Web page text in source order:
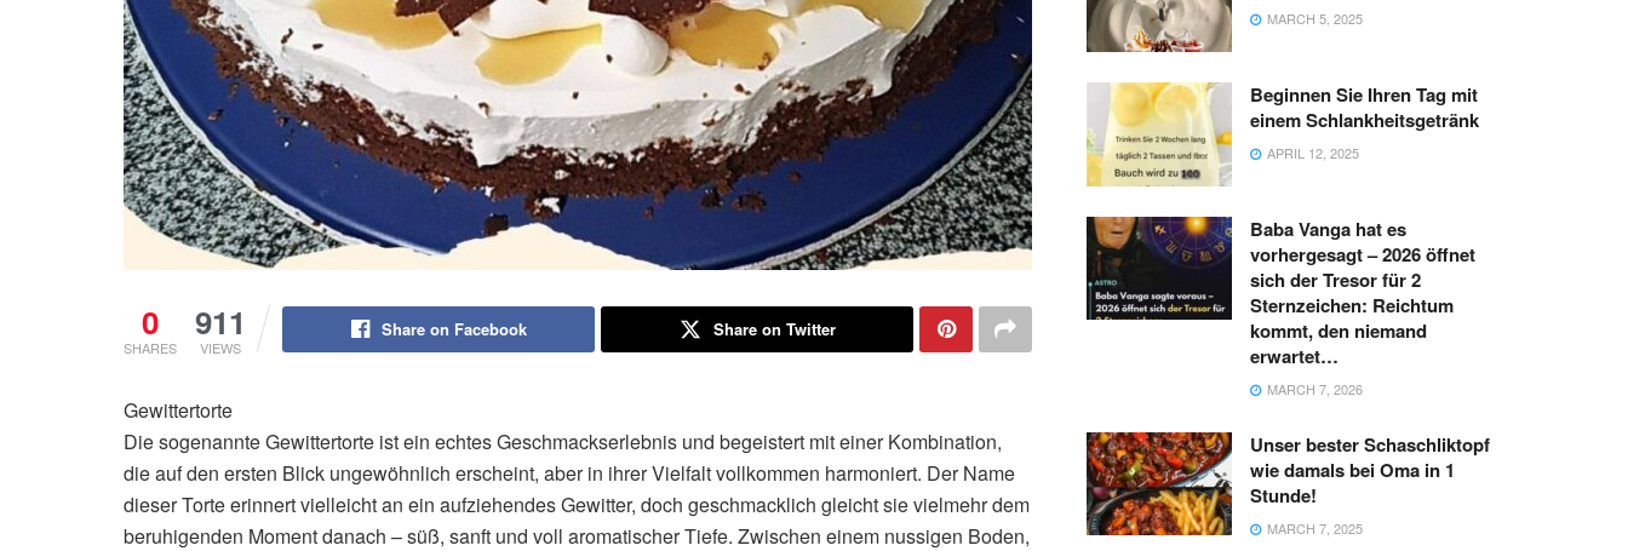
0
SHARES
911
VIEWS
Share on Facebook Share on Twitter
Gewittertorte
Die sogenannte Gewittertorte ist ein echtes Geschmackserlebnis und begeistert mit einer Kombination,
die auf den ersten Blick ungewöhnlich erscheint, aber in ihrer Vielfalt vollkommen harmoniert. Der Name
dieser Torte erinnert vielleicht an ein aufziehendes Gewitter, doch geschmacklich gleicht sie vielmehr dem
beruhigenden Moment danach – süß, sanft und voll aromatischer Tiefe. Zwischen einem nussigen Boden,
MARCH 5, 2025
Beginnen Sie Ihren Tag mit
einem Schlankheitsgetränk
APRIL 12, 2025
Baba Vanga hat es
vorhergesagt – 2026 öffnet
sich der Tresor für 2
Sternzeichen: Reichtum
kommt, den niemand
erwartet…
MARCH 7, 2026
Unser bester Schaschliktopf
wie damals bei Oma in 1
Stunde!
MARCH 7, 2025